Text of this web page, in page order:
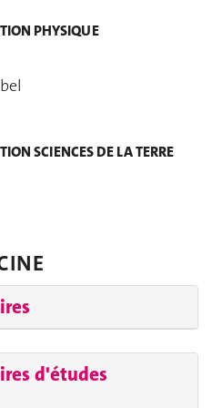
PHYSIQUE
SCIENCES DE LA TERRE
d'études